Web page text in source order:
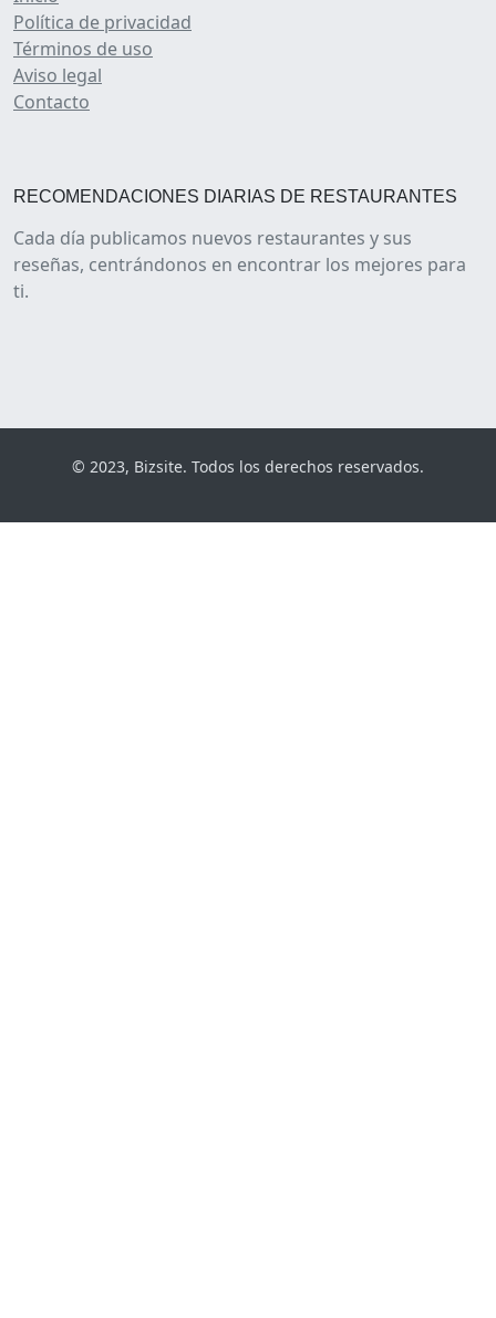
Política de privacidad
Términos de uso
Aviso legal
Contacto
RECOMENDACIONES DIARIAS DE RESTAURANTES
Cada día publicamos nuevos restaurantes y sus
reseñas, centrándonos en encontrar los mejores para
ti.
© 2023, Bizsite. Todos los derechos reservados.